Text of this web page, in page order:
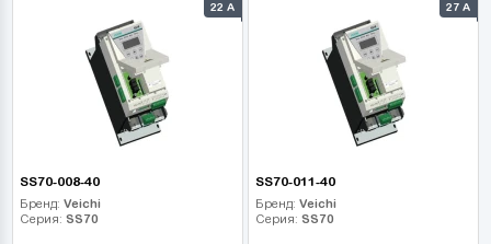
22 А
SS70-008-40
Бренд: Veichi
Серия: SS70
27 А
SS70-011-40
Бренд: Veichi
Серия: SS70